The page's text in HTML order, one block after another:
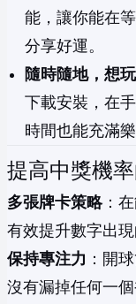
能，讓你能在
分享好運。
隨時隨地，想
下載安裝，在
時間也能充滿樂
提高中獎機
多張牌卡策略 ：
有效提升數字出
保持專注力 ：開
沒有漏掉任何一個